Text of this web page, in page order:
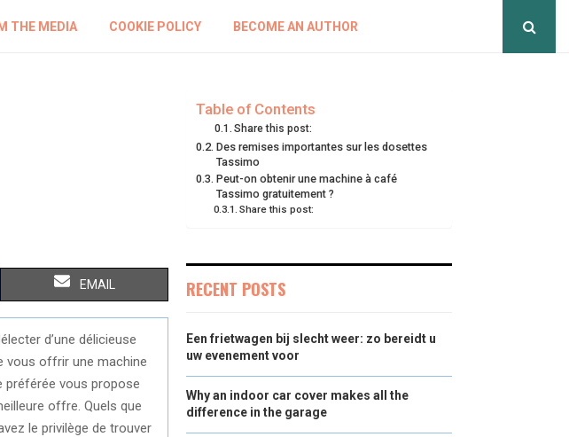
THE MEDIA COOKIE POLICY BECOME AN AUTHOR
S
H
A
R
E
EMAIL
d’une délicieuse
vous offrir une machine
préférée vous propose
offre. Quels que
le privilège de trouver
Table of Contents
Share this post:
Des remises importantes sur les dosettes
Tassimo
Peut-on obtenir une machine à café
Tassimo gratuitement ?
Share this post:
RECENT POSTS
Een frietwagen bij slecht weer: zo bereidt u
uw evenement voor
Why an indoor car cover makes all the
difference in the garage